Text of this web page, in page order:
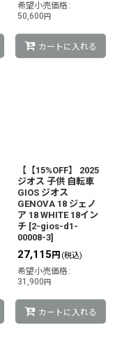
希望小売価格 :
50,600円
カートに入れる
【【15%OFF】 2025
ジオス 子供 自転車
GIOS ジオス
GENOVA 18 ジェノ
ア 18 WHITE 18イン
チ [2-gios-d1-
00008-3]
27,115 円 (税込)
希望小売価格 :
31,900円
カートに入れる